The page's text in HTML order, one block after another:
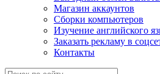
Магазин аккаунтов
Сборки компьютеров
Изучение английского
Заказать рекламу в
Контакты